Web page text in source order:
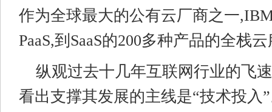
作为全球最大的公有云厂商之一
PaaS,到SaaS的200多种产品的全栈
纵观过去十几年互联网行业的飞
看出支撑其发展的主线是“技术投入